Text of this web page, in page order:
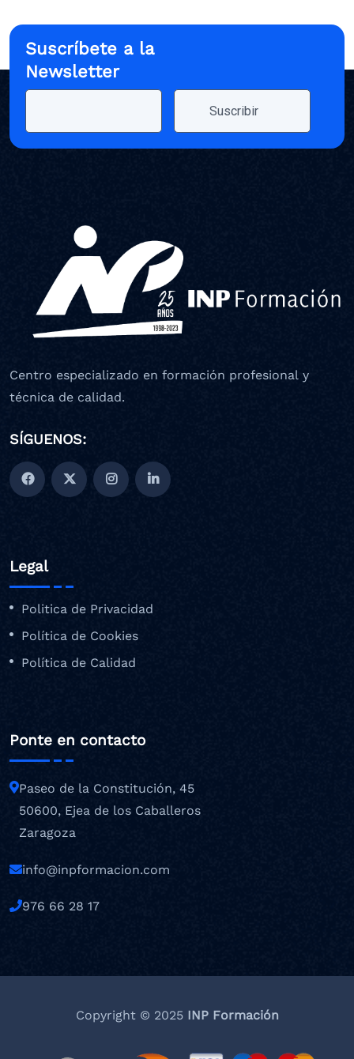
Suscríbete a la
Newsletter
Centro especializado en formación profesional y
técnica de calidad.
SÍGUENOS:
Legal
Politica de Privacidad
Política de Cookies
Política de Calidad
Ponte en contacto
Paseo de la Constitución, 45
50600, Ejea de los Caballeros
Zaragoza
info@inpformacion.com
976 66 28 17
Copyright © 2025INP Formación